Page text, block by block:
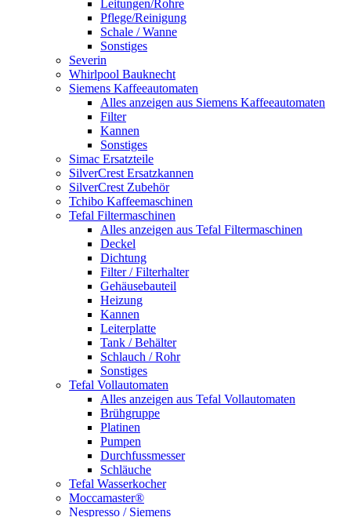
Leitungen/Rohre
Pflege/Reinigung
Schale / Wanne
Sonstiges
Severin
Whirlpool Bauknecht
Siemens Kaffeeautomaten
Alles anzeigen aus Siemens Kaffeeautomaten
Filter
Kannen
Sonstiges
Simac Ersatzteile
SilverCrest Ersatzkannen
SilverCrest Zubehör
Tchibo Kaffeemaschinen
Tefal Filtermaschinen
Alles anzeigen aus Tefal Filtermaschinen
Deckel
Dichtung
Filter / Filterhalter
Gehäusebauteil
Heizung
Kannen
Leiterplatte
Tank / Behälter
Schlauch / Rohr
Sonstiges
Tefal Vollautomaten
Alles anzeigen aus Tefal Vollautomaten
Brühgruppe
Platinen
Pumpen
Durchfussmesser
Schläuche
Tefal Wasserkocher
Moccamaster®
Nespresso / Siemens